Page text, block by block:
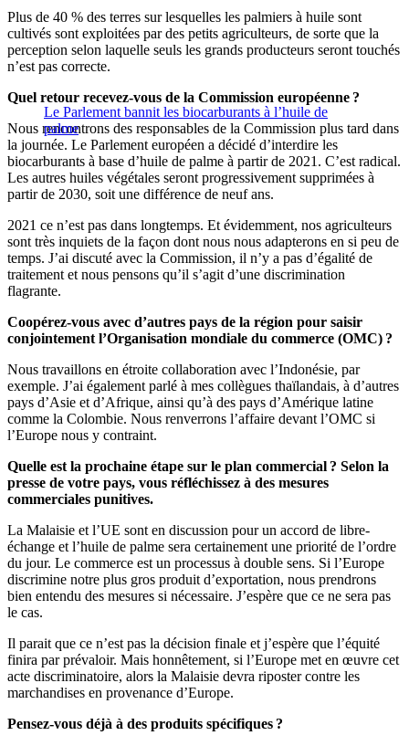
Plus de 40 % des terres sur lesquelles les palmiers à huile sont
cultivés sont exploitées par des petits agriculteurs, de sorte que la
perception selon laquelle seuls les grands producteurs seront touchés
n’est pas correcte.
Le Parlement bannit les biocarburants à l’huile de
palme
Quel retour recevez-vous de la Commission européenne ?
Nous rencontrons des responsables de la Commission plus tard dans
la journée. Le Parlement européen a décidé d’interdire les
biocarburants à base d’huile de palme à partir de 2021. C’est radical.
Les autres huiles végétales seront progressivement supprimées à
partir de 2030, soit une différence de neuf ans.
2021 ce n’est pas dans longtemps. Et évidemment, nos agriculteurs
sont très inquiets de la façon dont nous nous adapterons en si peu de
temps. J’ai discuté avec la Commission, il n’y a pas d’égalité de
traitement et nous pensons qu’il s’agit d’une discrimination
flagrante.
Coopérez-vous avec d’autres pays de la région pour saisir
conjointement l’Organisation mondiale du commerce (OMC) ?
Nous travaillons en étroite collaboration avec l’Indonésie, par
exemple. J’ai également parlé à mes collègues thaïlandais, à d’autres
pays d’Asie et d’Afrique, ainsi qu’à des pays d’Amérique latine
comme la Colombie. Nous renverrons l’affaire devant l’OMC si
l’Europe nous y contraint.
Quelle est la prochaine étape sur le plan commercial ? Selon la
presse de votre pays, vous réfléchissez à des mesures
commerciales punitives.
La Malaisie et l’UE sont en discussion pour un accord de libre-
échange et l’huile de palme sera certainement une priorité de l’ordre
du jour. Le commerce est un processus à double sens. Si l’Europe
discrimine notre plus gros produit d’exportation, nous prendrons
bien entendu des mesures si nécessaire. J’espère que ce ne sera pas
le cas.
Il parait que ce n’est pas la décision finale et j’espère que l’équité
finira par prévaloir. Mais honnêtement, si l’Europe met en œuvre cet
acte discriminatoire, alors la Malaisie devra riposter contre les
marchandises en provenance d’Europe.
Pensez-vous déjà à des produits spécifiques ?